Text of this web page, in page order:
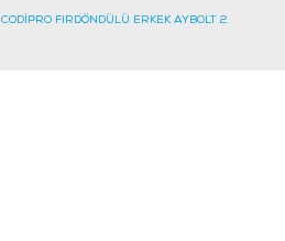
CODİPRO FIRDÖNDÜLÜ ERKEK AYBOLT 2